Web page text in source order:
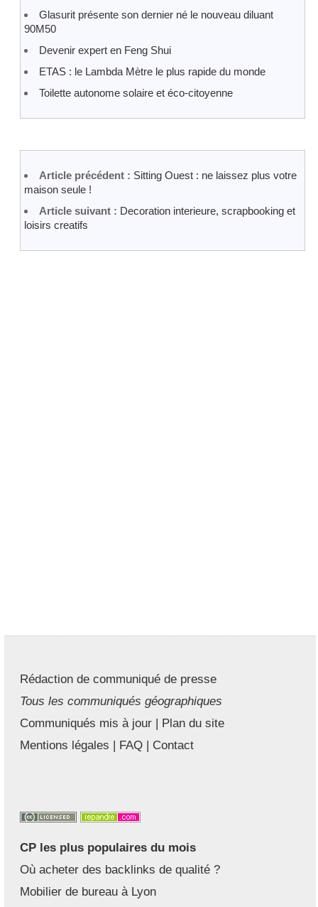
Glasurit présente son dernier né le nouveau diluant
90M50
Devenir expert en Feng Shui
ETAS : le Lambda Mètre le plus rapide du monde
Toilette autonome solaire et éco-citoyenne
Article précédent : Sitting Ouest : ne laissez plus votre
maison seule !
Article suivant : Decoration interieure, scrapbooking et
loisirs creatifs
Rédaction de communiqué de presse
Tous les communiqués géographiques
Communiqués mis à jour | Plan du site
Mentions légales | FAQ | Contact
CP les plus populaires du mois
Où acheter des backlinks de qualité ?
Mobilier de bureau à Lyon